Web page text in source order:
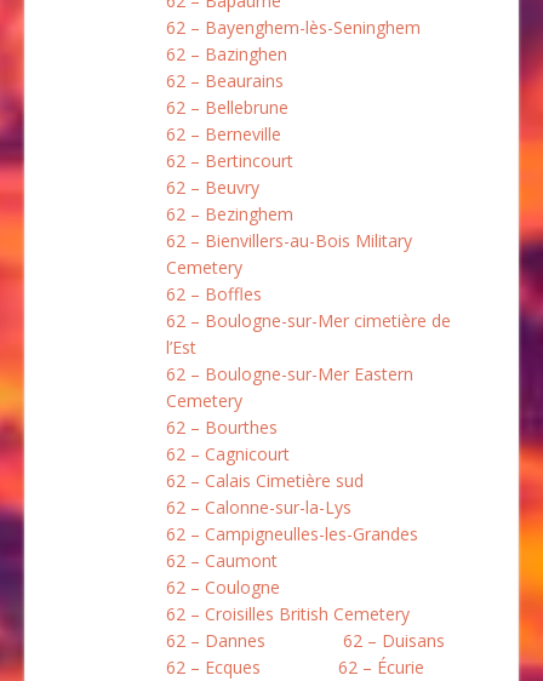
62 – Bayenghem-lès-Seninghem
62 – Bazinghen
62 – Beaurains
62 – Bellebrune
62 – Berneville
62 – Bertincourt
62 – Beuvry
62 – Bezinghem
62 – Bienvillers-au-Bois Military
Cemetery
62 – Boffles
62 – Boulogne-sur-Mer cimetière de
l’Est
62 – Boulogne-sur-Mer Eastern
Cemetery
62 – Bourthes
62 – Cagnicourt
62 – Calais Cimetière sud
62 – Calonne-sur-la-Lys
62 – Campigneulles-les-Grandes
62 – Caumont
62 – Coulogne
62 – Croisilles British Cemetery
62 – Dannes
62 – Duisans
62 – Ecques
62 – Écurie